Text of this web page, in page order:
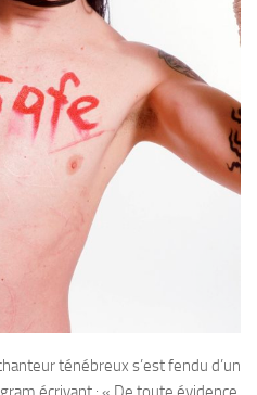
ténébreux s’est fendu d’un